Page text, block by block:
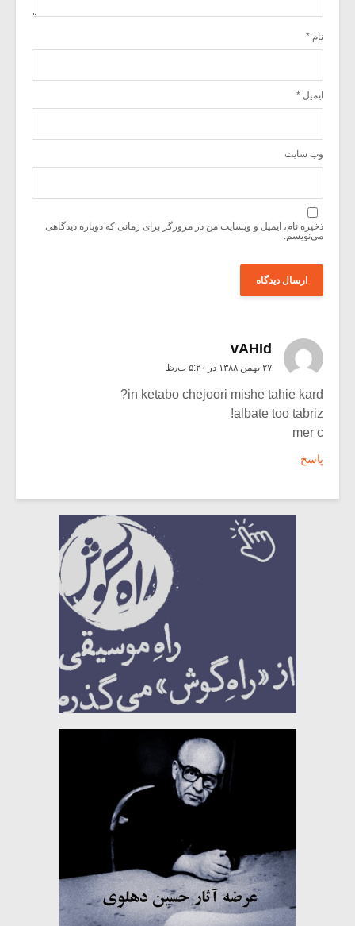
نام *
ایمیل *
وب‌ سایت
ذخیره نام، ایمیل و وبسایت من در مرورگر برای زمانی که دوباره دیدگاهی
می‌نویسم.
vAHId
۲۷ بهمن ۱۳۸۸ در ۵:۲۰ ب٫ظ
in ketabo chejoori mishe tahie kard?
albate too tabriz!
mer c
پاسخ